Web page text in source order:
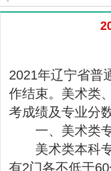
2021年辽宁省普
作结束。美术类
考成绩及专业分
一、美术类专
美术类本科专
有2门各不低于